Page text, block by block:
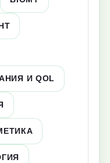
И QOL